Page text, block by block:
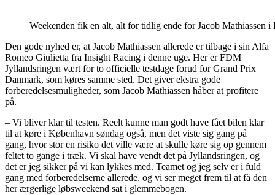
Weekenden fik en alt, alt for tidlig ende for Jacob Mathiassen
Den gode nyhed er, at Jacob Mathiassen allerede er tilbage i sin Alfa
Romeo Giulietta fra Insight Racing i denne uge. Her er FDM
Jyllandsringen vært for to officielle testdage forud for Grand Prix
Danmark, som køres samme sted. Det giver ekstra gode
forberedelsesmuligheder, som Jacob Mathiassen håber at profitere
på.
– Vi bliver klar til testen. Reelt kunne man godt have fået bilen klar
til at køre i København søndag også, men det viste sig gang på
gang, hvor stor en risiko det ville være at skulle køre sig op gennem
feltet to gange i træk. Vi skal have vendt det på Jyllandsringen, og
det er jeg sikker på vi kan lykkes med. Teamet og jeg selv er i fuld
gang med forberedelserne allerede, og vi ser meget frem til at få den
her ærgerlige løbsweekend sat i glemmebogen.